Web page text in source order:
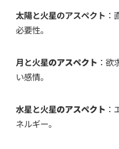
太陽と火星のアスペクト
必要性。
月と火星のアスペクト ：
い感情。
水星と火星のアスペクト
ネルギー。